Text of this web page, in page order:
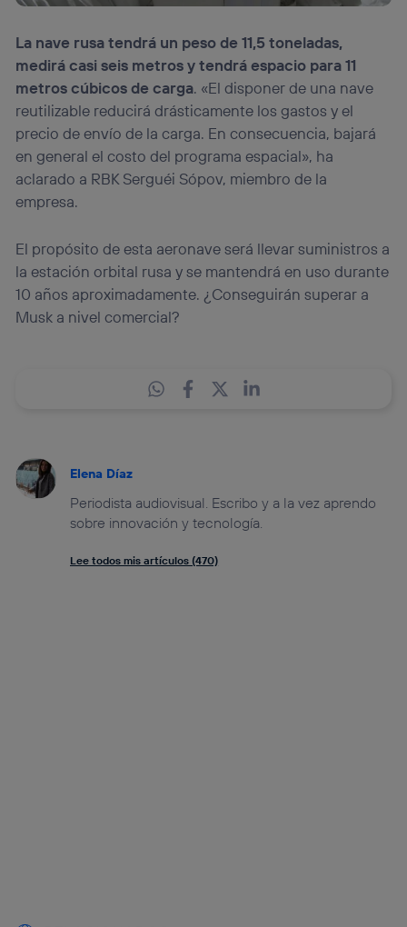
La nave rusa tendrá un peso de 11,5 toneladas,
medirá casi seis metros y tendrá espacio para 11
metros cúbicos de carga. «El disponer de una nave
reutilizable reducirá drásticamente los gastos y el
precio de envío de la carga. En consecuencia, bajará
en general el costo del programa espacial», ha
aclarado a RBK Serguéi Sópov, miembro de la
empresa.
El propósito de esta aeronave será llevar suministros a
la estación orbital rusa y se mantendrá en uso durante
10 años aproximadamente. ¿Conseguirán superar a
Musk a nivel comercial?
Elena Díaz
Periodista audiovisual. Escribo y a la vez aprendo
sobre innovación y tecnología.
Lee todos mis artículos (470)